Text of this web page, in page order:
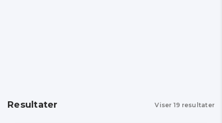
Resultater Viser 19 resultater